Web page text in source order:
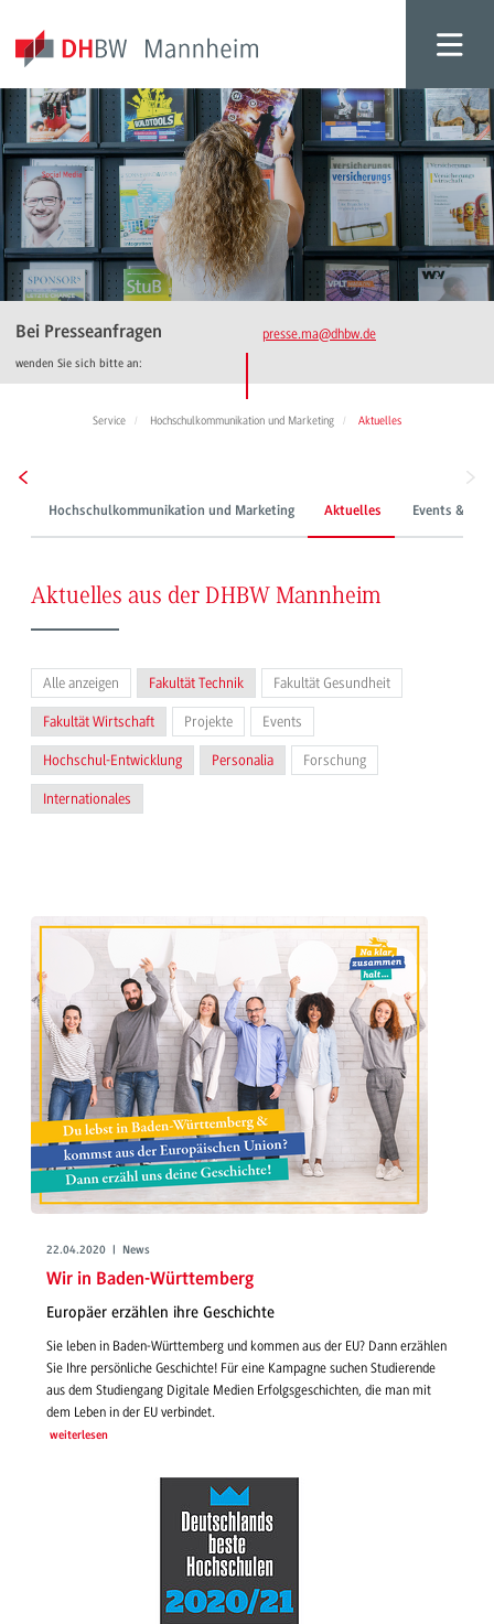
Bei Presseanfragen
wenden Sie sich bitte an:
presse.ma@dhbw.de
Service Hochschulkommunikation und Marketing Aktuelles
Hochschulkommunikation und Marketing Aktuelles Events &
Aktuelles aus der DHBW Mannheim
Alle anzeigen Fakultät Technik Fakultät Gesundheit
Fakultät Wirtschaft Projekte Events
Hochschul-Entwicklung Personalia Forschung
Internationales
22.04.2020 | News
Wir in Baden-Württemberg
Europäer erzählen ihre Geschichte
Sie leben in Baden-Württemberg und kommen aus der EU? Dann erzählen
Sie Ihre persönliche Geschichte! Für eine Kampagne suchen Studierende
aus dem Studiengang Digitale Medien Erfolgsgeschichten, die man mit
dem Leben in der EU verbindet.
weiterlesen